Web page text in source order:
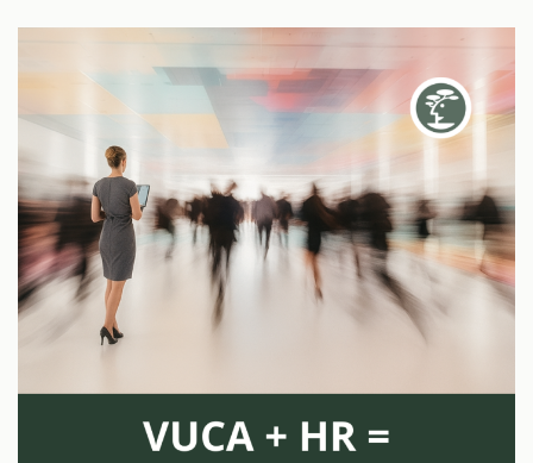
stebimas paradoksas: dažnai HR vis dar laukia, kol
darbuotojas paduos atleidimo pareiškimą, kad užduotų
lemiamą klausimą „kodėl?”. Žinoma, išėjimo interviu
arba darbo pabaigos pokalbis –…